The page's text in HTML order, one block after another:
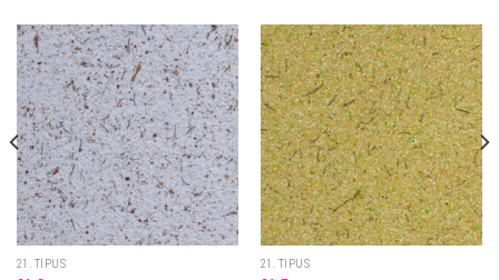
21. TÍPUS 21. TÍPUS